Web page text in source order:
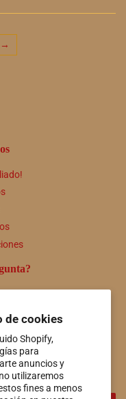
de cookies
Shopify,
para
anuncios y
utilizaremos
fines a menos
→
Directamente a tu